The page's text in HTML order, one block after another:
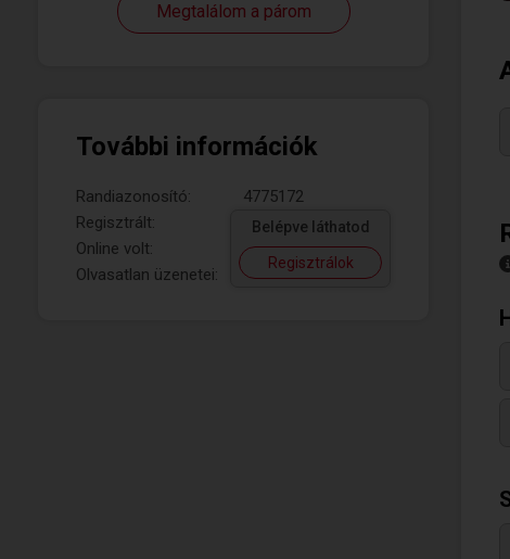
Megtalálom a párom
További információk
Randiazonosító:
4775172
Regisztrált:
Online volt:
Olvasatlan üzenetei:
Belépve láthatod
Regisztrálok